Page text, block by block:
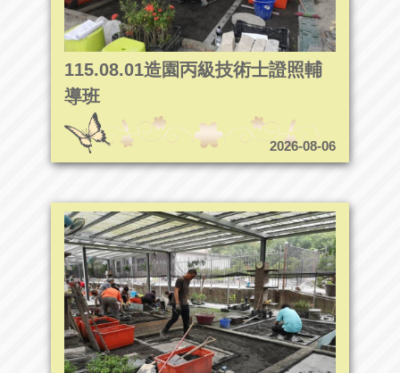
115.08.01造園丙級技術士證照輔
導班
2026-08-06